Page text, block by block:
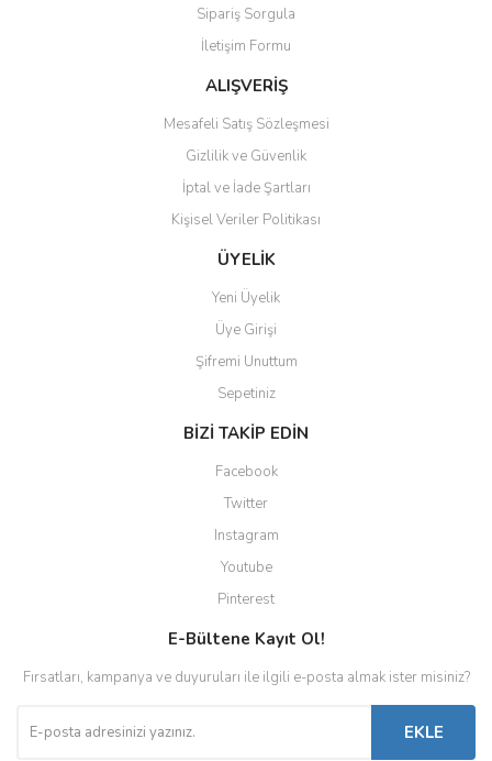
Ürün bilgilerinde hatalar bulunuyor.
Ürün fiyatı diğer sitelerden daha pahalı.
Bu ürüne benzer farklı alternatifler olmalı.
Gönder
Sipariş Sorgula
İletişim Formu
ALIŞVERİŞ
Mesafeli Satış Sözleşmesi
Gizlilik ve Güvenlik
İptal ve İade Şartları
Kişisel Veriler Politikası
ÜYELİK
Yeni Üyelik
Üye Girişi
Şifremi Unuttum
Sepetiniz
BİZİ TAKİP EDİN
Facebook
Twitter
Instagram
Youtube
Pinterest
E-Bültene Kayıt Ol!
Fırsatları, kampanya ve duyuruları ile ilgili e-posta almak ister misiniz?
EKLE